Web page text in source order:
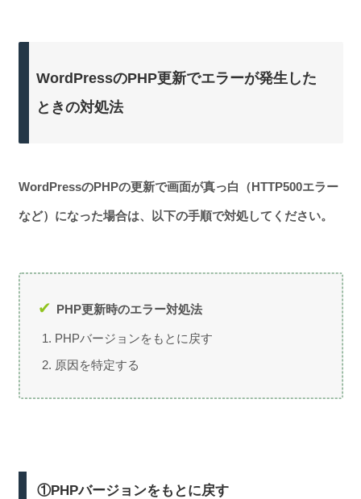
WordPressのPHP更新でエラーが発生した
ときの対処法
WordPressのPHPの更新で画面が真っ白（HTTP500エラー
など）になった場合は、以下の手順で対処してください。
PHP更新時のエラー対処法
PHPバージョンをもとに戻す
原因を特定する
①PHPバージョンをもとに戻す